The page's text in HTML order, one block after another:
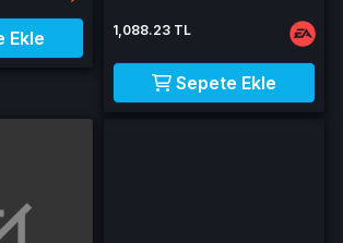
Ekle 1,088.23 TL
Sepete Ekle